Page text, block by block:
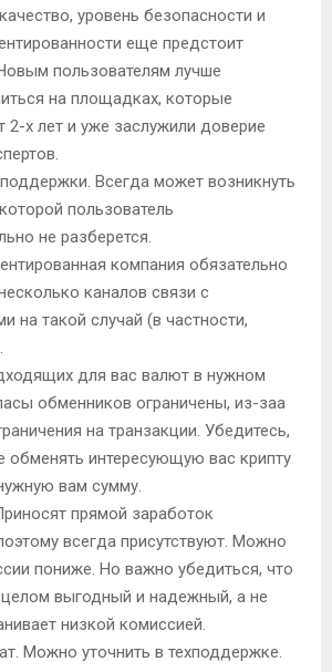
уровень безопасности и
еще предстоит
пользователям лучше
на площадках, которые
2-х лет и уже заслужили доверие
Всегда может возникнуть
пользователь
не разберется.
компания обязательно
каналов связи с
на такой случай (в частности,
для вас валют в нужном
обменников ограничены, из-заа
на транзакции. Убедитесь,
обменять интересующую вас крипту
вам сумму.
прямой заработок
всегда присутствуют. Можно
пониже. Но важно убедиться, что
выгодный и надежный, а не
низкой комиссией.
Можно уточнить в техподдержке.